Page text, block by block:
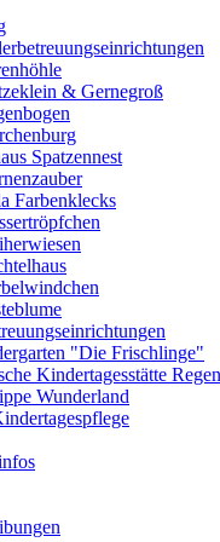
& Gernegroß
Spatzennest
Farbenklecks
"Die Frischlinge"
Kindertagesstätte
Wunderland